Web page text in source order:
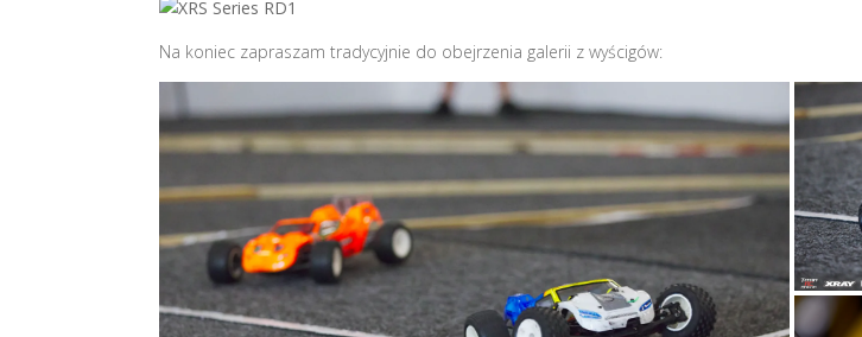
Na koniec zapraszam tradycyjnie do obejrzenia galerii z wyścigów: